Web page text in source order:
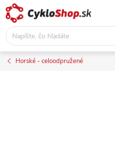
Prejsť
na
obsah
Horské - celoodpružené